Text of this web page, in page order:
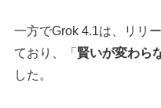
一方でGrok 4.1は、リリ
ており、「 賢いが変わら
した。